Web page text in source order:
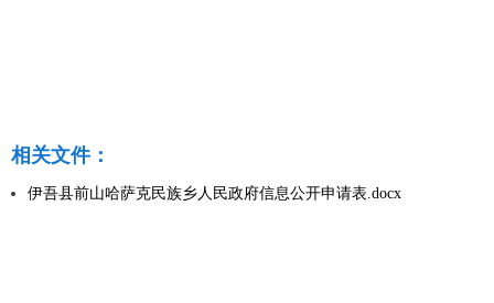
相关文件：
伊吾县前山哈萨克民族乡人民政府信息公开申请表.docx